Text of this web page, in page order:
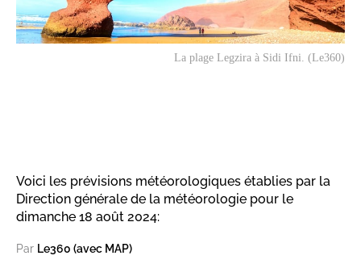
La plage Legzira à Sidi Ifni. (Le360)
Voici les prévisions météorologiques établies par la
Direction générale de la météorologie pour le
dimanche 18 août 2024:
Par Le360 (avec MAP)